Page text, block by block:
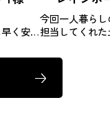
く安心
今回一人暮ら
担当してくれ
れました。
心配だった審
ことが進みま
引越し初心者